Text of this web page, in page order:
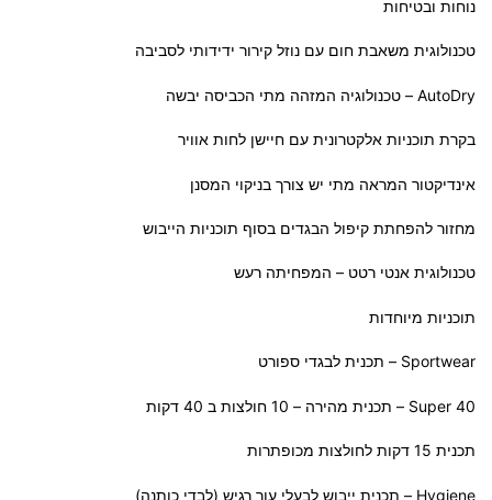
נוחות ובטיחות
טכנולוגית משאבת חום עם נוזל קירור ידידותי לסביבה
AutoDry – טכנולוגיה המזהה מתי הכביסה יבשה
בקרת תוכניות אלקטרונית עם חיישן לחות אוויר
אינדיקטור המראה מתי יש צורך בניקוי המסנן
מחזור להפחתת קיפול הבגדים בסוף תוכניות הייבוש
טכנולוגית אנטי רטט – המפחיתה רעש
תוכניות מיוחדות
Sportwear – תכנית לבגדי ספורט
Super 40 – תכנית מהירה – 10 חולצות ב 40 דקות
תכנית 15 דקות לחולצות מכופתרות
Hygiene – תכנית ייבוש לבעלי עור רגיש (לבדי כותנה)